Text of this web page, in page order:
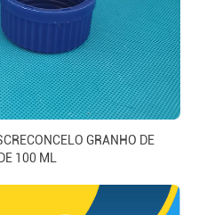
GRANHO DE
100 ML